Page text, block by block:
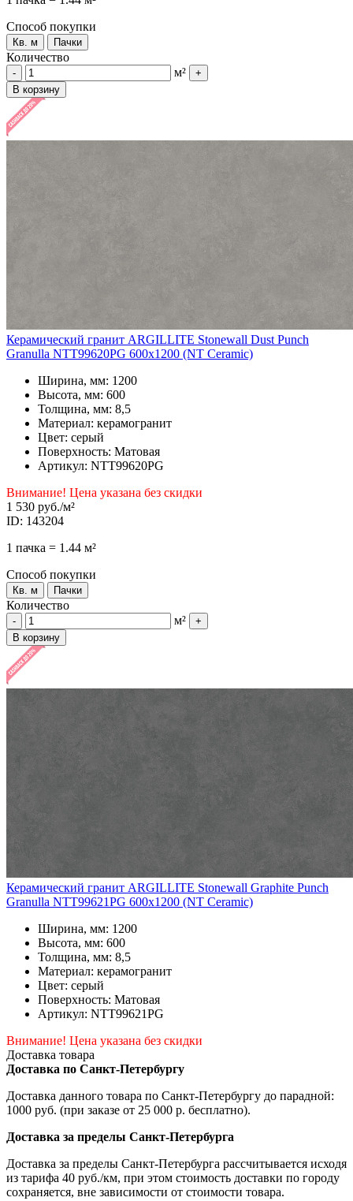
Способ покупки
Кв. м Пачки
Количество
- м²
+
В корзину
Керамический гранит ARGILLITE Stonewall Dust Punch
Granulla NTT99620PG 600x1200 (NT Ceramic)
Ширина, мм: 1200
Высота, мм: 600
Толщина, мм: 8,5
Материал: керамогранит
Цвет: серый
Поверхность: Матовая
Артикул: NTT99620PG
Внимание! Цена указана без скидки
1 530 руб./м²
ID: 143204
1 пачка = 1.44 м²
Способ покупки
Кв. м Пачки
Количество
- м²
+
В корзину
Керамический гранит ARGILLITE Stonewall Graphite Punch
Granulla NTT99621PG 600x1200 (NT Ceramic)
Ширина, мм: 1200
Высота, мм: 600
Толщина, мм: 8,5
Материал: керамогранит
Цвет: серый
Поверхность: Матовая
Артикул: NTT99621PG
Внимание! Цена указана без скидки
Доставка товара
Доставка по Санкт-Петербургу
Доставка данного товара по Санкт-Петербургу до парадной:
1000 руб. (при заказе от 25 000 р. бесплатно).
Доставка за пределы Санкт-Петербурга
Доставка за пределы Санкт-Петербурга рассчитывается исходя
из тарифа 40 руб./км, при этом стоимость доставки по городу
сохраняется, вне зависимости от стоимости товара.